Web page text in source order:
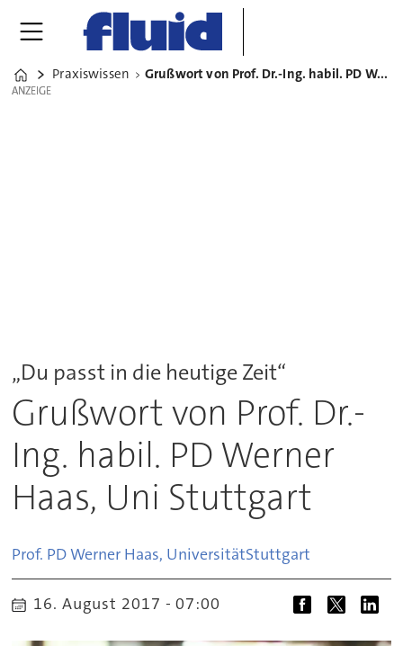
Home
Praxiswissen Grußwort von Prof. Dr.-Ing. habil. PD Werner Haas, Uni Stuttgart
ANZEIGE
ANZEIGE
„Du passt in die heutige Zeit“
Grußwort von Prof. Dr.-
Ing. habil. PD Werner
Haas, Uni Stuttgart
Prof. PD Werner Haas, UniversitätStuttgart
16. August 2017 - 07:00